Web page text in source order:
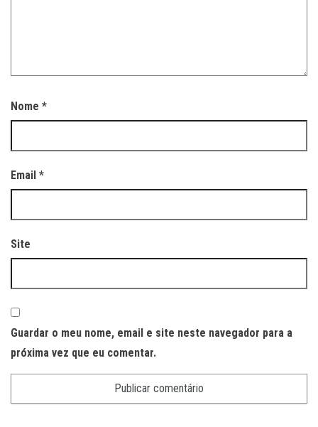
Nome *
Email *
Site
Guardar o meu nome, email e site neste navegador para a
próxima vez que eu comentar.